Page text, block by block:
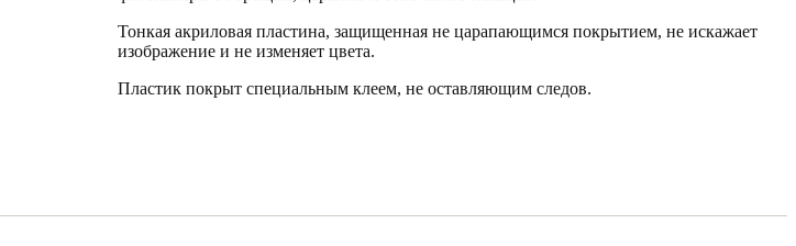
Тонкая акриловая пластина, защищенная не царапающимся покрытием, не искажает
изображение и не изменяет цвета.
Пластик покрыт специальным клеем, не оставляющим следов.